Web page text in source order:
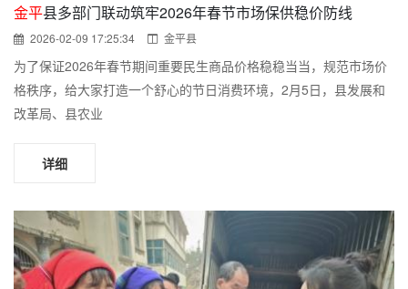
金平县多部门联动筑牢2026年春节市场保供稳价防线
2026-02-09 17:25:34 金平县
为了保证2026年春节期间重要民生商品价格稳稳当当，规范市场价
格秩序，给大家打造一个舒心的节日消费环境，2月5日，县发展和
改革局、县农业
详细